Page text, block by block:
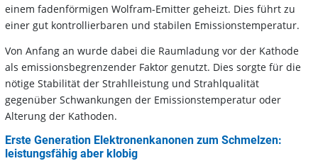
einem fadenförmigen Wolfram-Emitter geheizt. Dies führt zu
einer gut kontrollierbaren und stabilen Emissionstemperatur.
Von Anfang an wurde dabei die Raumladung vor der Kathode
als emissionsbegrenzender Faktor genutzt. Dies sorgte für die
nötige Stabilität der Strahlleistung und Strahlqualität
gegenüber Schwankungen der Emissionstemperatur oder
Alterung der Kathoden.
Erste Generation Elektronenkanonen zum Schmelzen:
leistungsfähig aber klobig